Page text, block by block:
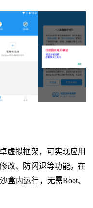
虚拟框架，可实现应用
改、防闪退等功能。在
盒内运行，无需Root、